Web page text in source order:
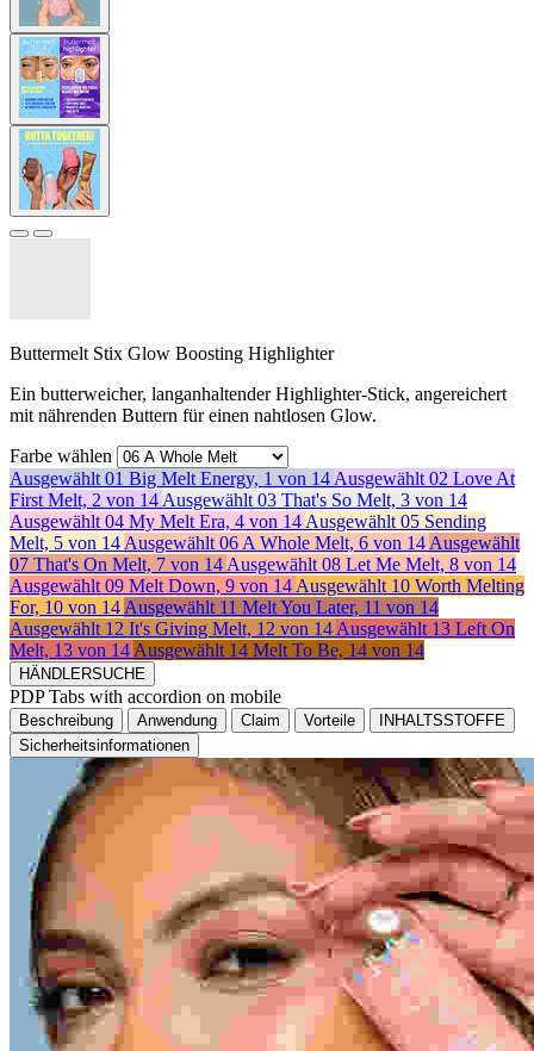
Buttermelt Stix Glow Boosting Highlighter
Ein butterweicher, langanhaltender Highlighter-Stick, angereichert
mit nährenden Buttern für einen nahtlosen Glow.
Farbe wählen
Ausgewählt 01 Big Melt Energy, 1 von 14 Ausgewählt 02 Love At
First Melt, 2 von 14 Ausgewählt 03 That's So Melt, 3 von 14
Ausgewählt 04 My Melt Era, 4 von 14 Ausgewählt 05 Sending
Melt, 5 von 14 Ausgewählt 06 A Whole Melt, 6 von 14 Ausgewählt
07 That's On Melt, 7 von 14 Ausgewählt 08 Let Me Melt, 8 von 14
Ausgewählt 09 Melt Down, 9 von 14 Ausgewählt 10 Worth Melting
For, 10 von 14 Ausgewählt 11 Melt You Later, 11 von 14
Ausgewählt 12 It's Giving Melt, 12 von 14 Ausgewählt 13 Left On
Melt, 13 von 14 Ausgewählt 14 Melt To Be, 14 von 14
HÄNDLERSUCHE
PDP Tabs with accordion on mobile
Beschreibung Anwendung Claim Vorteile
INHALTSSTOFFE
Sicherheitsinformationen